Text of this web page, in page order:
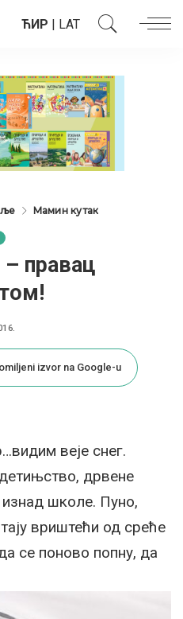
ЋИР | LAT
Мамин кутак
– правац
izvor na Google-u
веје снег.
дрвене
школе. Пуно,
вриштећи од среће
се поново попну, да